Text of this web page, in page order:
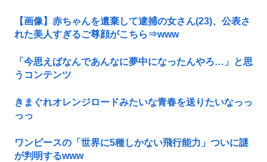
【画像】赤ちゃんを遺棄して逮捕の女さん(23)、公表さ
れた美人すぎるご尊顔がこちら⇒www
「今思えばなんであんなに夢中になったんやろ…」と思
うコンテンツ
きまぐれオレンジロードみたいな青春を送りたいなっっ
っっ
ワンピースの「世界に5種しかない飛行能力」ついに謎
が判明するwww